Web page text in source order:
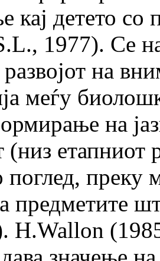
кај детето
1977). Се
развојот на
меѓу
на
(низ етапниот
поглед, преку
предметите
H.Wallon